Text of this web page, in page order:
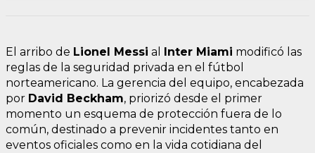
El arribo de Lionel Messi al Inter Miami modificó las
reglas de la seguridad privada en el fútbol
norteamericano. La gerencia del equipo, encabezada
por David Beckham, priorizó desde el primer
momento un esquema de protección fuera de lo
común, destinado a prevenir incidentes tanto en
eventos oficiales como en la vida cotidiana del